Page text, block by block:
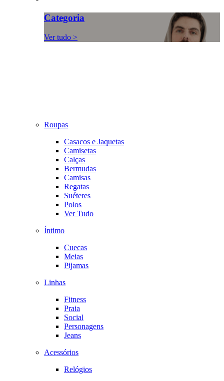
Categoria
Ver tudo >
Roupas
Casacos e Jaquetas
Camisetas
Calças
Bermudas
Camisas
Regatas
Suéteres
Polos
Ver Tudo
Íntimo
Cuecas
Meias
Pijamas
Linhas
Fitness
Praia
Social
Personagens
Jeans
Acessórios
Relógios